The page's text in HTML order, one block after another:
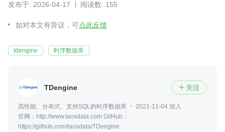
发布于: 2026-04-17 阅读数: 155
如对本文有异议，可点此反馈
tdengine 时序数据库
TDengine  关注
高性能、分布式、支持SQL的时序数据库
2021-11-04 加入
官网：http://www.taosdata.com GitHub：
https://github.com/taosdata/TDengine